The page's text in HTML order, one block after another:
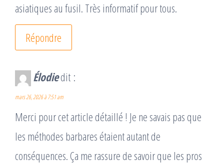
asiatiques au fusil. Très informatif pour tous.
Répondre
Élodiedit :
mars 26, 2026 à 7:51 am
Merci pour cet article détaillé ! Je ne savais pas que
les méthodes barbares étaient autant de
conséquences. Ça me rassure de savoir que les pros